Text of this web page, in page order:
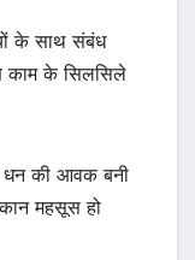
के साथ संबंध
काम के सिलसिले
धन की आवक बनी
महसूस हो